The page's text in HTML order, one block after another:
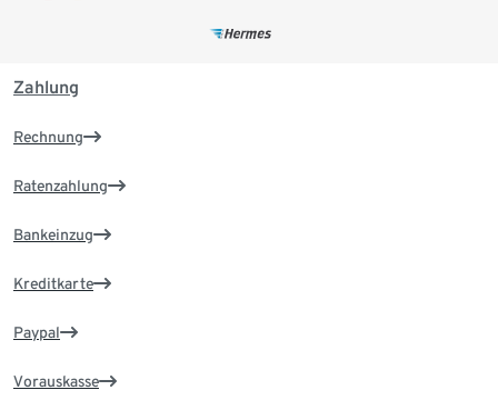
Zahlung
Rechnung
Ratenzahlung
Bankeinzug
Kreditkarte
Paypal
Vorauskasse